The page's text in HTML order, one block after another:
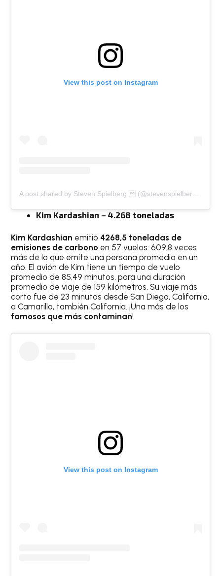
View this post on Instagram
A post shared by Steven Spielberg  (@stevenspielbergfans)
Kim Kardashian – 4.268 toneladas
Kim Kardashian emitió 4268,5 toneladas de
emisiones de carbono en 57 vuelos: 609,8 veces
más de lo que emite una persona promedio en un
año. El avión de Kim tiene un tiempo de vuelo
promedio de 85,49 minutos, para una duración
promedio de viaje de 159 kilómetros. Su viaje más
corto fue de 23 minutos desde San Diego, California,
a Camarillo, también California. ¡Una más de los
famosos que más contaminan!
View this post on Instagram